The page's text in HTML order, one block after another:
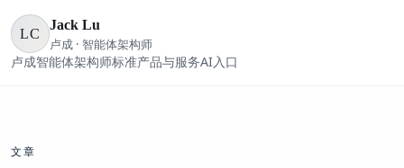
LC
Jack Lu
卢成 · 智能体架构师
卢成智能体架构师标准产品与服务AI入口
文章